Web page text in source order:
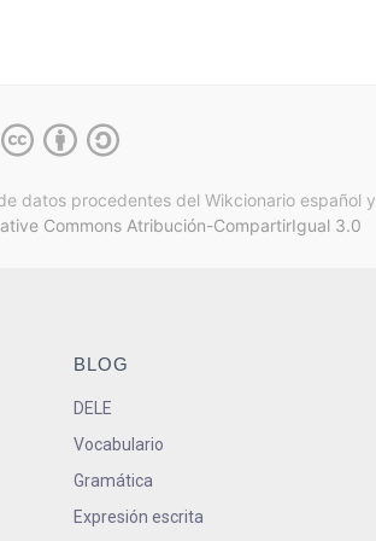
datos procedentes del Wikcionario español y
Commons Atribución-CompartirIgual 3.0
BLOG
DELE
Vocabulario
Gramática
Expresión escrita